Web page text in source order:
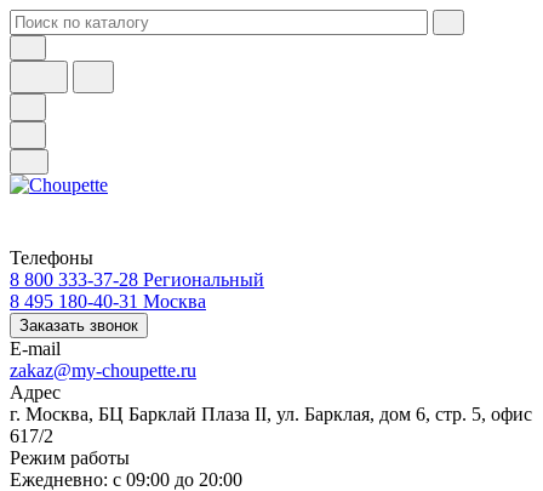
Телефоны
8 800 333-37-28 Региональный
8 495 180-40-31 Москва
Заказать звонок
E-mail
zakaz@my-choupette.ru
Адрес
г. Москва, БЦ Барклай Плаза II, ул. Барклая, дом 6, стр. 5, офис
617/2
Режим работы
Ежедневно: с 09:00 до 20:00